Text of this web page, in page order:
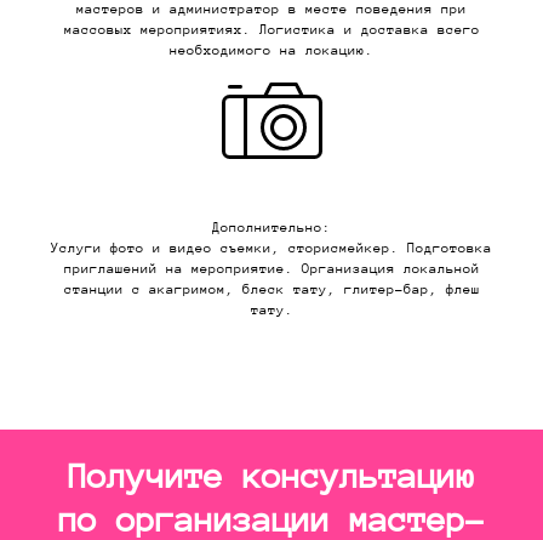
мастеров и администратор в месте поведения при
массовых мероприятиях. Логистика и доставка всего
необходимого на локацию.
Дополнительно:
Услуги фото и видео съемки, сторисмейкер. Подготовка
приглашений на мероприятие. Организация локальной
станции с акагримом, блеск тату, глитер-бар, флеш
тату.
Получите консультацию
по организации мастер-